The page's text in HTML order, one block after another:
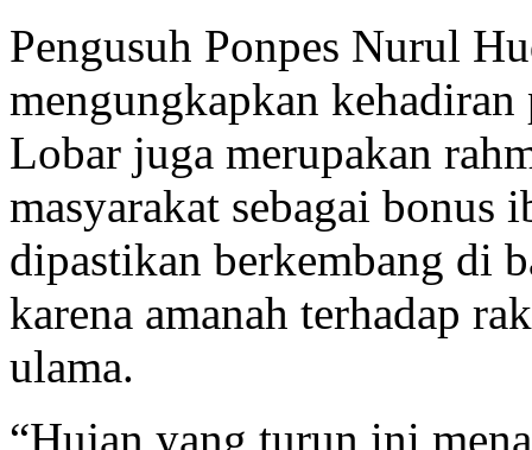
Pengusuh Ponpes Nurul
mengungkapkan
Lobar juga merupakan
masyarakat sebagai bonus
dipastikan berkembang di
karena amanah terhadap
ulama.
“Hujan yang turun ini